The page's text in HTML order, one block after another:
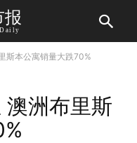
报
斯本公寓销量大跌70%
洲布里斯